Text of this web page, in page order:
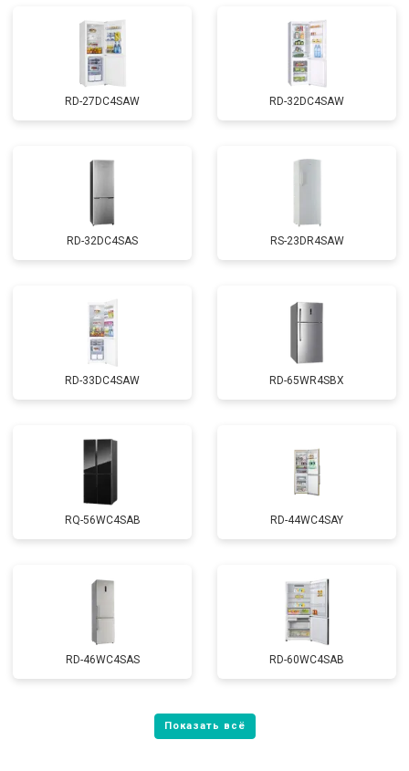
RD-27DC4SAW RD-32DC4SAW
RD-32DC4SAS RS-23DR4SAW
RD-33DC4SAW RD-65WR4SBX
RQ-56WC4SAB RD-44WC4SAY
RD-46WC4SAS RD-60WC4SAB